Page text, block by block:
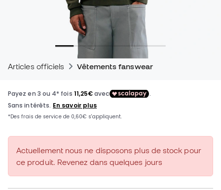
Articles officiels Vêtements fanswear
Actuellement nous ne disposons plus de stock pour
ce produit. Revenez dans quelques jours